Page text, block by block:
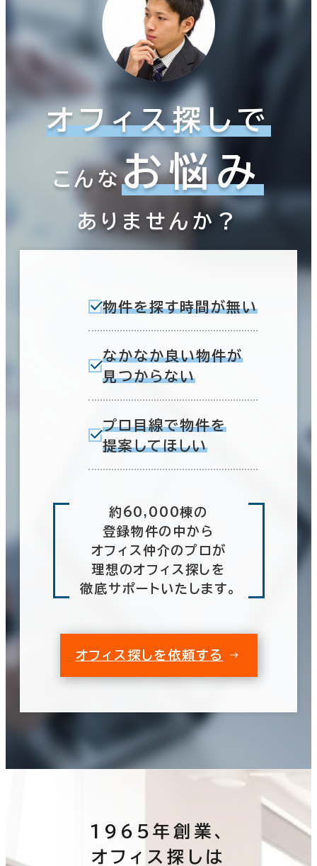
オフィス探しで
こんなお悩み
ありませんか？
物件を探す時間が無い
なかなか良い物件が
見つからない
プロ目線で物件を
提案してほしい
約60,000棟の
登録物件の中から
オフィス仲介のプロが
理想のオフィス探しを
徹底サポートいたします。
オフィス探しを依頼する
1965年創業、
オフィス探しは